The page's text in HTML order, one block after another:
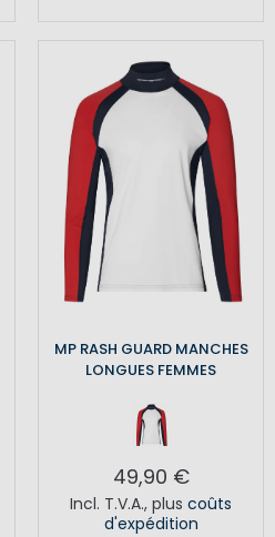
MP RASH GUARD MANCHES
LONGUES FEMMES
49,90 €
Incl. T.V.A., plus coûts
d'expédition